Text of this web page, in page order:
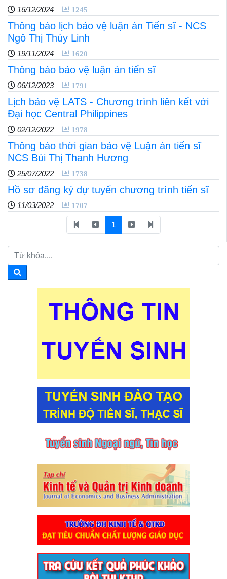
16/12/2024 1245
Thông báo lịch bảo vệ luận án Tiến sĩ - NCS
Ngô Thị Thùy Linh
19/11/2024 1620
Thông báo bảo vệ luận án tiến sĩ
06/12/2023 1791
Lịch bảo vệ LATS - Chương trình liên kết với
Đại học Central Philippines
02/12/2022 1978
Thông báo thời gian bảo vệ Luận án tiến sĩ
NCS Bùi Thị Thanh Hương
25/07/2022 1738
Hồ sơ đăng ký dự tuyển chương trình tiến sĩ
11/03/2022 1707
1